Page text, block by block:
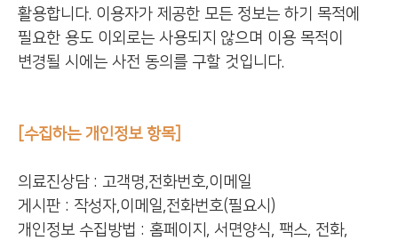
활용합니다. 이용자가 제공한 모든 정보는 하기 목적에
필요한 용도 이외로는 사용되지 않으며 이용 목적이
변경될 시에는 사전 동의를 구할 것입니다.
[수집하는 개인정보 항목]
의료진상담 : 고객명,전화번호,이메일
게시판 : 작성자,이메일,전화번호(필요시)
개인정보 수집방법 : 홈페이지, 서면양식, 팩스, 전화,